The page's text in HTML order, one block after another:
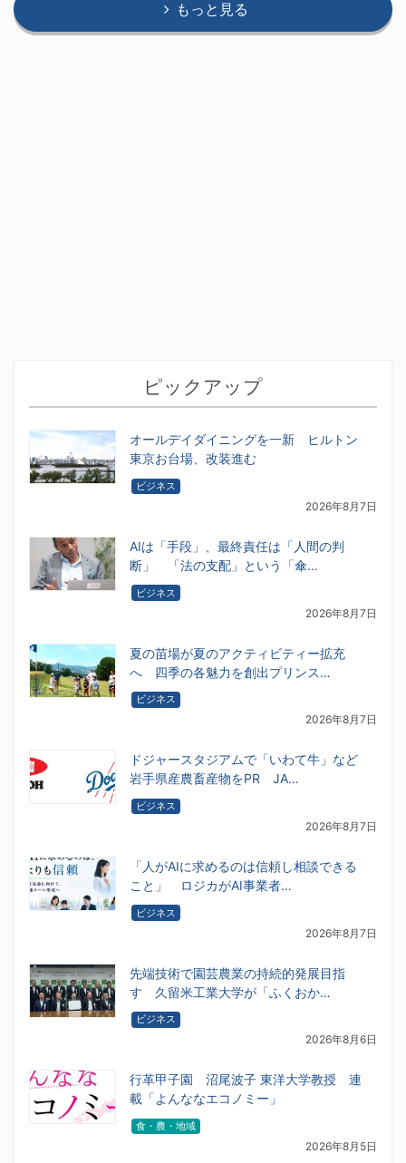
もっと見る
ピックアップ
オールデイダイニングを一新 ヒルトン
東京お台場、改装進む
ビジネス
2026年8月7日
AIは「手段」、最終責任は「人間の判
断」 「法の支配」という「傘…
ビジネス
2026年8月7日
夏の苗場が夏のアクティビティー拡充
へ 四季の各魅力を創出プリンス…
ビジネス
2026年8月7日
ドジャースタジアムで「いわて牛」など
岩手県産農畜産物をPR JA…
ビジネス
2026年8月7日
「人がAIに求めるのは信頼し相談できる
こと」 ロジカがAI事業者…
ビジネス
2026年8月7日
先端技術で園芸農業の持続的発展目指
す 久留米工業大学が「ふくおか…
ビジネス
2026年8月6日
行革甲子園 沼尾波子 東洋大学教授 連
載「よんななエコノミー」
食・農・地域
2026年8月5日